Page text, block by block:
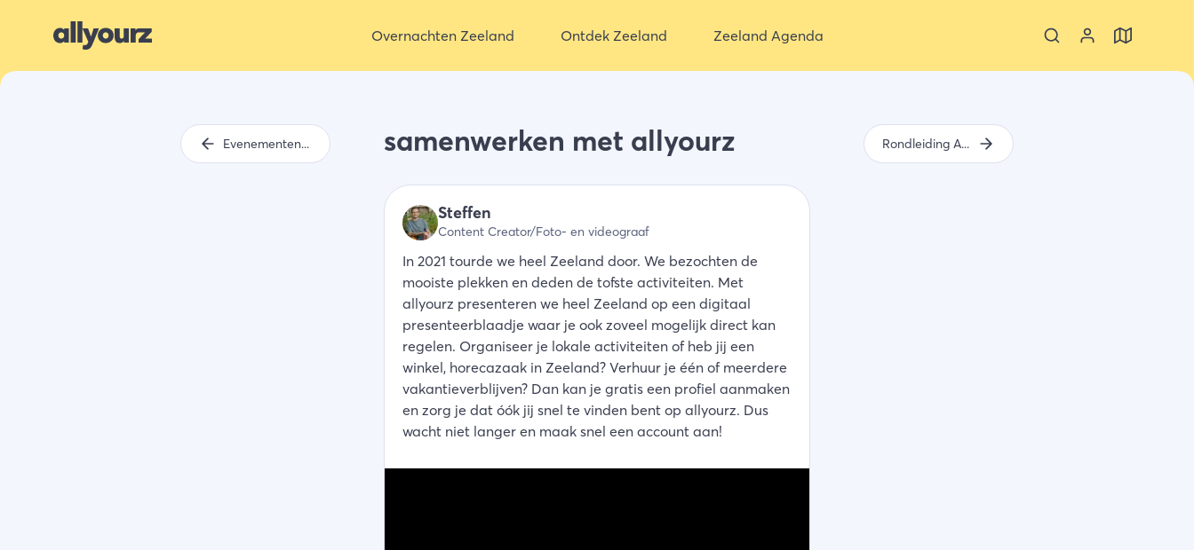
Overnachten Zeeland Ontdek Zeeland Zeeland Agenda
Evenementenkalender 2022 samenwerken met allyourz
Steffen
Content Creator/Foto- en videograaf
In 2021 tourde we heel Zeeland door. We bezochten de
mooiste plekken en deden de tofste activiteiten. Met
allyourz presenteren we heel Zeeland op een digitaal
presenteerblaadje waar je ook zoveel mogelijk direct kan
regelen. Organiseer je lokale activiteiten of heb jij een
winkel, horecazaak in Zeeland? Verhuur je één of meerdere
vakantieverblijven? Dan kan je gratis een profiel aanmaken
en zorg je dat óók jij snel te vinden bent op allyourz. Dus
wacht niet langer en maak snel een account aan!
Rondleiding Abdij Middelburg met Zeeuws Museum